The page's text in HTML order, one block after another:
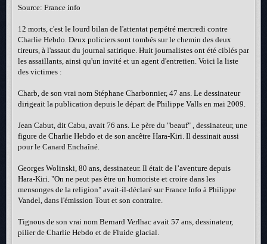
Source: France info
12 morts, c'est le lourd bilan de l'attentat perpétré mercredi contre
Charlie Hebdo. Deux policiers sont tombés sur le chemin des deux
tireurs, à l'assaut du journal satirique. Huit journalistes ont été ciblés par
les assaillants, ainsi qu'un invité et un agent d'entretien. Voici la liste
des victimes :
Charb, de son vrai nom Stéphane Charbonnier, 47 ans. Le dessinateur
dirigeait la publication depuis le départ de Philippe Valls en mai 2009.
Jean Cabut, dit Cabu, avait 76 ans. Le père du "beauf" , dessinateur, une
figure de Charlie Hebdo et de son ancêtre Hara-Kiri. Il dessinait aussi
pour le Canard Enchaîné.
Georges Wolinski, 80 ans, dessinateur. Il était de l’aventure depuis
Hara-Kiri. "On ne peut pas être un humoriste et croire dans les
mensonges de la religion" avait-il-déclaré sur France Info à Philippe
Vandel, dans l'émission Tout et son contraire.
Tignous de son vrai nom Bernard Verlhac avait 57 ans, dessinateur,
pilier de Charlie Hebdo et de Fluide glacial.